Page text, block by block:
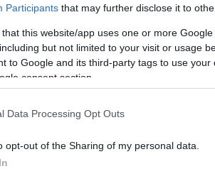
Participants that may further disclose it to
that this website/app uses one or more
but not limited to your visit or usage
to Google and its third-party tags to use
consent section.
Data Processing Opt Outs
opt-out of the Sharing of my personal data.
ίσως η πιο απολαυστικά
άνεση ανάμεσα στη γοητεία και
ευαλωτότητας, οι οποίες όμως
Πρόθεσή του δεν είναι να
τους οποίους ενσαρκώνουν η
ηθικά παραπτώματα. Δεν είναι